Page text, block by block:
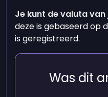
Je kunt de valuta
deze is gebaseerd op
is geregistreerd.
Was dit